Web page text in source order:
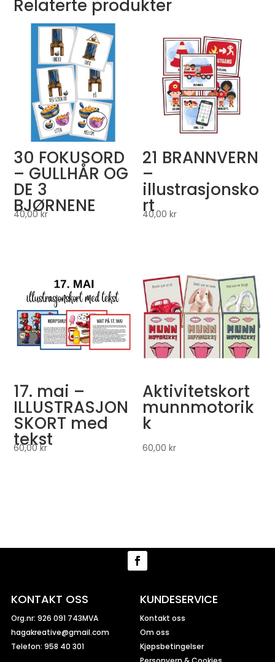
Relaterte produkter
30 FOKUSORD
– GULLHÅR OG
DE 3
BJØRNENE
40,00kr
21 BRANNVERN
–
illustrasjonsko
rt
40,00kr
17. mai –
ILLUSTRASJON
SKORT med
tekst
60,00kr
Aktivitetskort
munnmotorik
k
60,00kr
KONTAKT OSS
Org.nr: 926 091 743MVA
hagakreative@gmail.com
Telefon: 958 40 301
KUNDESERVICE
Kontakt oss
Om oss
Kjøpsbetingelser